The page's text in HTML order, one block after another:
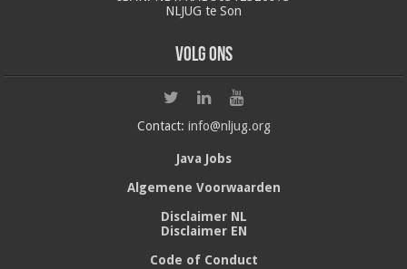
NLJUG te Son
Volg ons
Contact: info@nljug.org
Java Jobs
Algemene Voorwaarden
Disclaimer NL
Disclaimer EN
Code of Conduct